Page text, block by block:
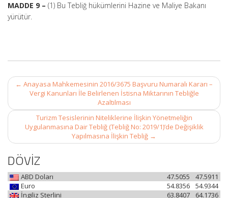
MADDE 9 – (1) Bu Tebliğ hükümlerini Hazine ve Maliye Bakanı
yürütür.
Post
navigation
← Anayasa Mahkemesinin 2016/3675 Başvuru Numaralı Kararı –
Vergi Kanunları İle Belirlenen İstisna Miktarının Tebliğle
Azaltılması
Turizm Tesislerinin Niteliklerine İlişkin Yönetmeliğin
Uygulanmasına Dair Tebliğ (Tebliğ No: 2019/1)’de Değişiklik
Yapılmasına İlişkin Tebliğ →
DÖVİZ
ABD Doları 47.5911
47.5055
Euro
54.9344
54.8356
İngiliz Sterlini
64.1736
63.8407